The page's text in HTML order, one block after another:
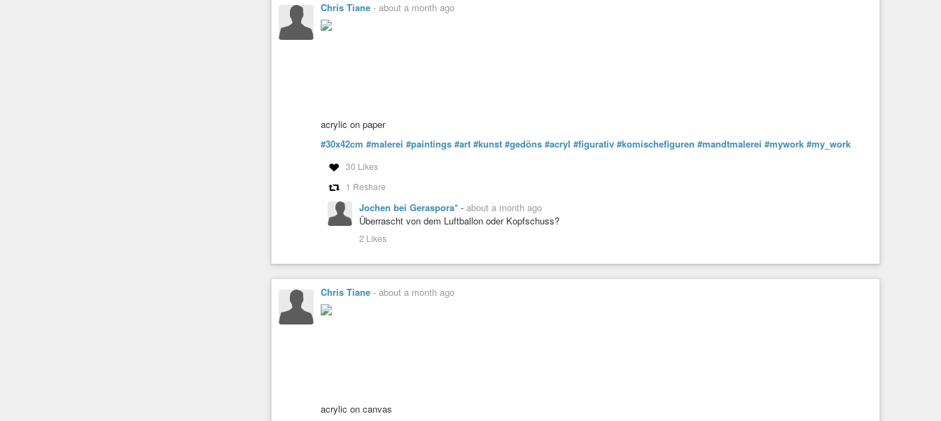
Chris Tiane - about a month ago
acrylic on paper
#30x42cm #malerei #paintings #art #kunst #gedöns #acryl #figurativ #komischefiguren #mandtmalerei #mywork #my_work
30 Likes
1 Reshare
Jochen bei Geraspora* - about a month ago
Überrascht von dem Luftballon oder Kopfschuss?
2 Likes
Chris Tiane - about a month ago
acrylic on canvas